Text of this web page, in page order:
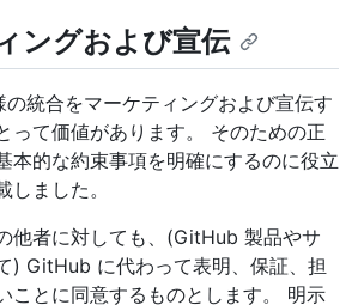
ングおよび宣伝
統合をマーケティングおよび宣伝す
って価値があります。 そのための正
本的な約束事項を明確にするのに役立
ました。
他者に対しても、(GitHub 製品やサ
) GitHub に代わって表明、保証、担
ことに同意するものとします。 明示